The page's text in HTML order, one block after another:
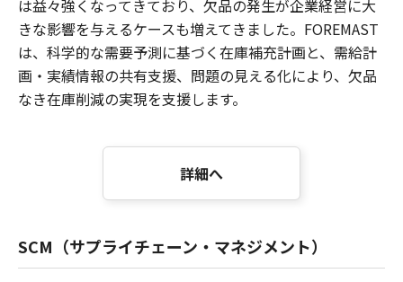
は益々強くなってきており、欠品の発生が企業経営に大
きな影響を与えるケースも増えてきました。FOREMAST
は、科学的な需要予測に基づく在庫補充計画と、需給計
画・実績情報の共有支援、問題の見える化により、欠品
なき在庫削減の実現を支援します。
詳細へ
SCM（サプライチェーン・マネジメント）